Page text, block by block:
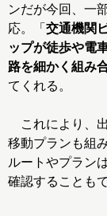
ンだが今回、一
応。「 交通機関
ップが徒歩や電
路を細かく組み
てくれる。
これにより、
移動プランも組
ルートやプラン
確認することも